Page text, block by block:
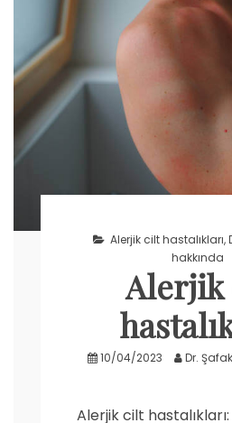
Alerjik cilt hastalıkları,
hakkında
10/04/2023 Dr.
Alerjik cilt